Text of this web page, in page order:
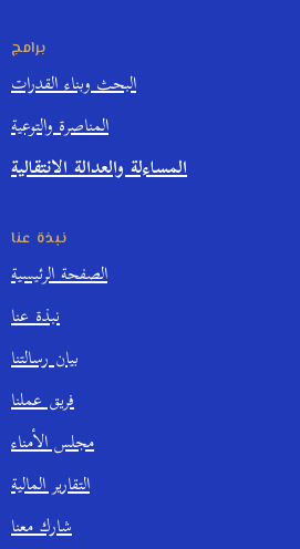
برامج
البحث وبناء القدرات
المناصرة والتوعية
المساءلة والعدالة الانتقالية
نبذة عنا
الصفحة الرئيسية
نبذة عنا
بيان رسالتنا
فريق عملنا
مجلس الأمناء
التقارير المالية
شارك معنا